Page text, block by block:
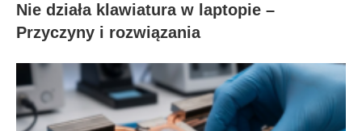
Nie działa klawiatura w laptopie –
Przyczyny i rozwiązania